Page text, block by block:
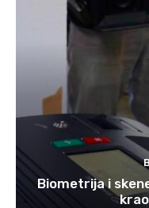
Biometrija i